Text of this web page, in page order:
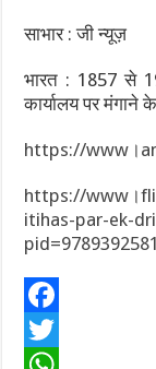
साभार : जी न्यूज़
भारत : 1857 से
कार्यालय पर
https://
https://
itihas-par-ek-
F
a
T